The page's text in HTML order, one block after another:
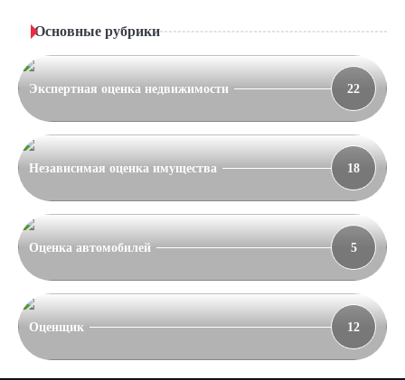
Основные рубрики
Экспертная оценка недвижимости 22
Независимая оценка имущества 18
Оценка автомобилей 5
Оценщик 12